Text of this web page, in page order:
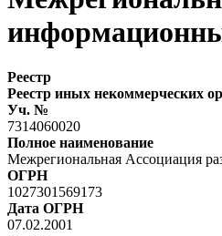
Реестр
Реестр иных некоммерческих
Уч. №
7314060020
Полное наименование
Межрегиональная Ассоциация
ОГРН
1027301569173
Дата ОГРН
07.02.2001